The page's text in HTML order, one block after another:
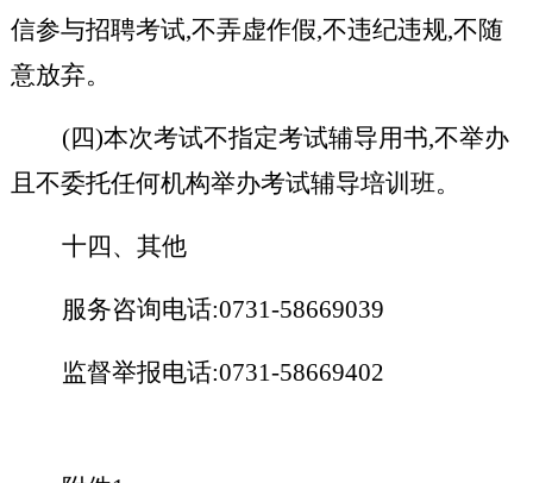
信参与招聘考试,不弄虚作假,不违纪违规,不随
意放弃。
(四)本次考试不指定考试辅导用书,不举办
且不委托任何机构举办考试辅导培训班。
十四、其他
服务咨询电话:0731-58669039
监督举报电话:0731-58669402